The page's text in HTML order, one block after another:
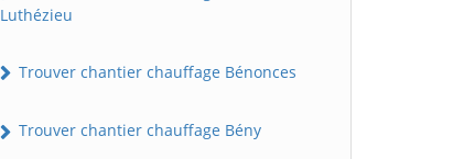
Luthézieu
Trouver chantier chauffage Bénonces
Trouver chantier chauffage Bény